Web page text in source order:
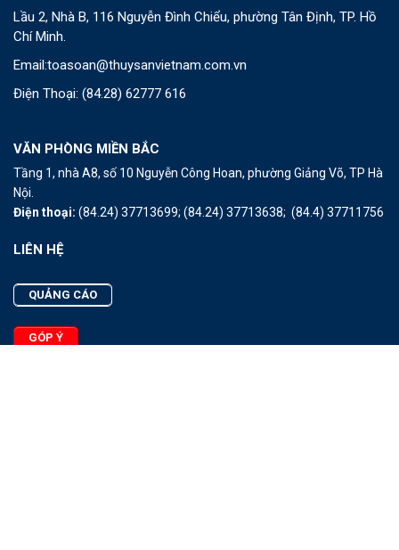
Lầu 2, Nhà B, 116 Nguyễn Đình Chiểu, phường Tân Định, TP. Hồ
Chí Minh.
Email:toasoan@thuysanvietnam.com.vn
Điện Thoại: (84.28) 62777 616
VĂN PHÒNG MIỀN BẮC
Tầng 1, nhà A8, số 10 Nguyễn Công Hoan, phường Giảng Võ, TP Hà
Nội.
Điện thoại: (84.24) 37713699; (84.24) 37713638; (84.4) 37711756
LIÊN HỆ
QUẢNG CÁO
GÓP Ý